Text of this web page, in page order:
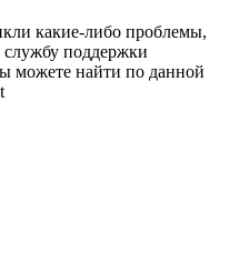
какие-либо проблемы,
службу поддержки
можете найти по данной